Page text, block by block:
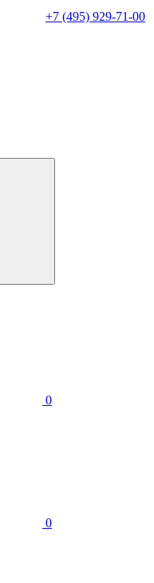
+7 (495) 929-71-00
0
0